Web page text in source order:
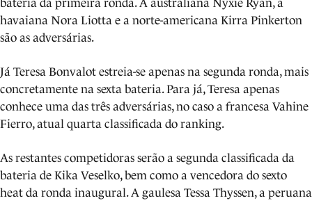
bateria da primeira ronda. A australiana Nyxie Ryan, a
havaiana Nora Liotta e a norte-americana Kirra Pinkerton
são as adversárias.
Já Teresa Bonvalot estreia-se apenas na segunda ronda, mais
concretamente na sexta bateria. Para já, Teresa apenas
conhece uma das três adversárias, no caso a francesa Vahine
Fierro, atual quarta classificada do ranking.
As restantes competidoras serão a segunda classificada da
bateria de Kika Veselko, bem como a vencedora do sexto
heat da ronda inaugural. A gaulesa Tessa Thyssen, a peruana